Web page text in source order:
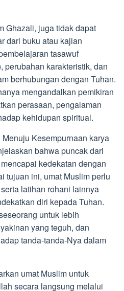
Ghazali, juga tidak dapat
dari buku atau kajian
tasawuf
perubahan karakteristik, dan
berhubungan dengan Tuhan.
mengandalkan pemikiran
perasaan, pengalaman
kehidupan spiritual.
Kesempurnaan karya
bahwa puncak dari
kedekatan dengan
tujuan ini, umat Muslim perlu
latihan rohani lainnya
diri kepada Tuhan.
untuk lebih
yang teguh, dan
tanda-tanda-Nya dalam
umat Muslim untuk
secara langsung melalui